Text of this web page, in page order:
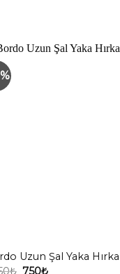
Uzun Şal Yaka Hırka
₺ Orijinal
750₺Şu